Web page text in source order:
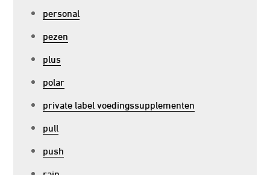
personal
pezen
plus
polar
private label voedingssupplementen
pull
push